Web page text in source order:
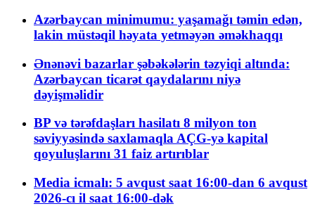
Azərbaycan minimumu: yaşamağı təmin edən,
lakin müstəqil həyata yetməyən əməkhaqqı
Ənənəvi bazarlar şəbəkələrin təzyiqi altında:
Azərbaycan ticarət qaydalarını niyə
dəyişməlidir
BP və tərəfdaşları hasilatı 8 milyon ton
səviyyəsində saxlamaqla AÇG-yə kapital
qoyuluşlarını 31 faiz artırıblar
Media icmalı: 5 avqust saat 16:00-dan 6 avqust
2026-cı il saat 16:00-dək